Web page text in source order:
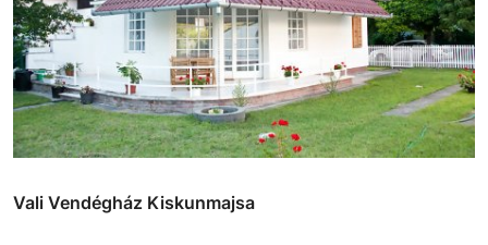
Vali Vendégház Kiskunmajsa